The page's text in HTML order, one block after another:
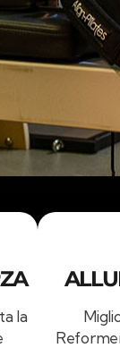
la